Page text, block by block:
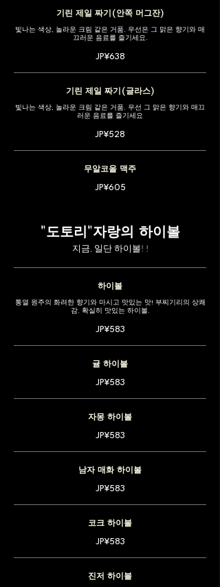
기린 제일 짜기(안쪽 머그잔)
빛나는 색상, 놀라운 크림 같은 거품. 우선은 그 맑은 향기와 매
끄러운 음료를 즐기세요.
JP¥638
기린 제일 짜기(글라스)
빛나는 색상, 놀라운 크림 같은 거품. 우선 그 맑은 향기와 매끄
러운 음료를 즐기세요
JP¥528
무알코올 맥주
JP¥605
"도토리"자랑의 하이볼
지금, 일단 하이볼! !
하이볼
통열 원주의 화려한 향기와 마시고 맛있는 맛! 부찌기리의 상쾌
감. 확실히 맛있는 하이볼.
JP¥583
귤 하이볼
JP¥583
자몽 하이볼
JP¥583
남자 매화 하이볼
JP¥583
코크 하이볼
JP¥583
진저 하이볼